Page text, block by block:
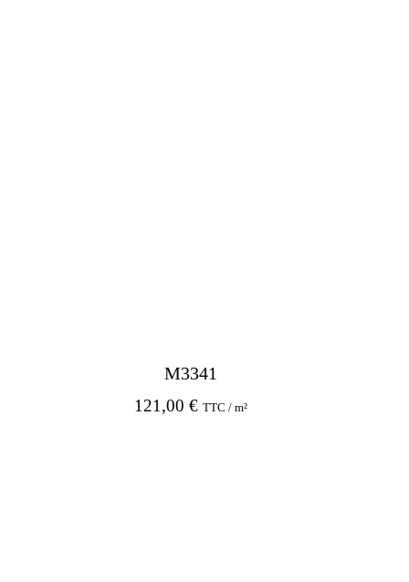
M3341
121,00 € TTC / m²